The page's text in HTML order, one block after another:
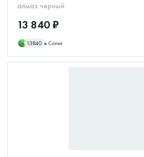
алмаз черный
13 840 ₽
13840 в Сплит